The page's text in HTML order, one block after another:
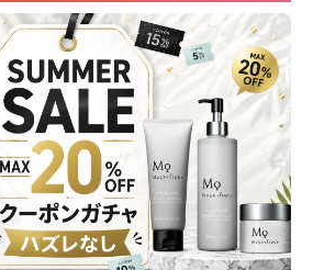
お問い合わせ
222-2202
間：平日9:00～17:00
日および年末年始を除く
メールでのお問い合わせ